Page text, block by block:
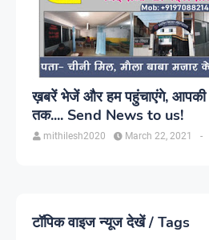
ख़बरें भेजें और हम पहुंचाएंगे, आपकी खबर को सही जगह
तक.... Send News to us!
mithilesh2020 -
March 22, 2021
टॉपिक वाइज न्यूज देखें / Tags